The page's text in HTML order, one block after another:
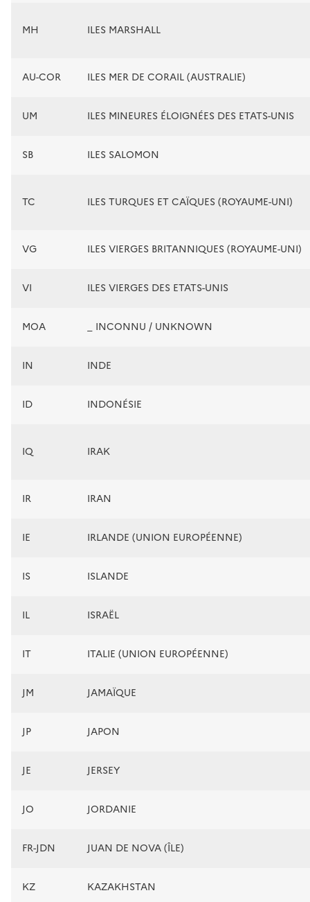
MH ILES MARSHALL
AU-COR ILES MER DE CORAIL (AUSTRALIE)
UM ILES MINEURES ÉLOIGNÉES DES ETATS-UNIS
SB ILES SALOMON
TC ILES TURQUES ET CAÏQUES (ROYAUME-UNI)
VG ILES VIERGES BRITANNIQUES (ROYAUME-UNI)
VI ILES VIERGES DES ETATS-UNIS
MOA _ INCONNU / UNKNOWN
IN INDE
ID INDONÉSIE
IQ IRAK
IR IRAN
IE IRLANDE (UNION EUROPÉENNE)
IS ISLANDE
IL ISRAËL
IT ITALIE (UNION EUROPÉENNE)
JM JAMAÏQUE
JP JAPON
JE JERSEY
JO JORDANIE
FR-JDN JUAN DE NOVA (ÎLE)
KZ KAZAKHSTAN